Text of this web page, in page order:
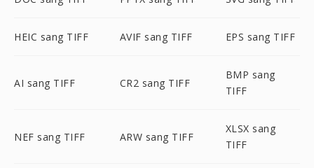
HEIC sang TIFF AVIF sang TIFF EPS sang TIFF
AI sang TIFF CR2 sang TIFF
BMP sang
TIFF
NEF sang TIFF ARW sang TIFF
XLSX sang
TIFF